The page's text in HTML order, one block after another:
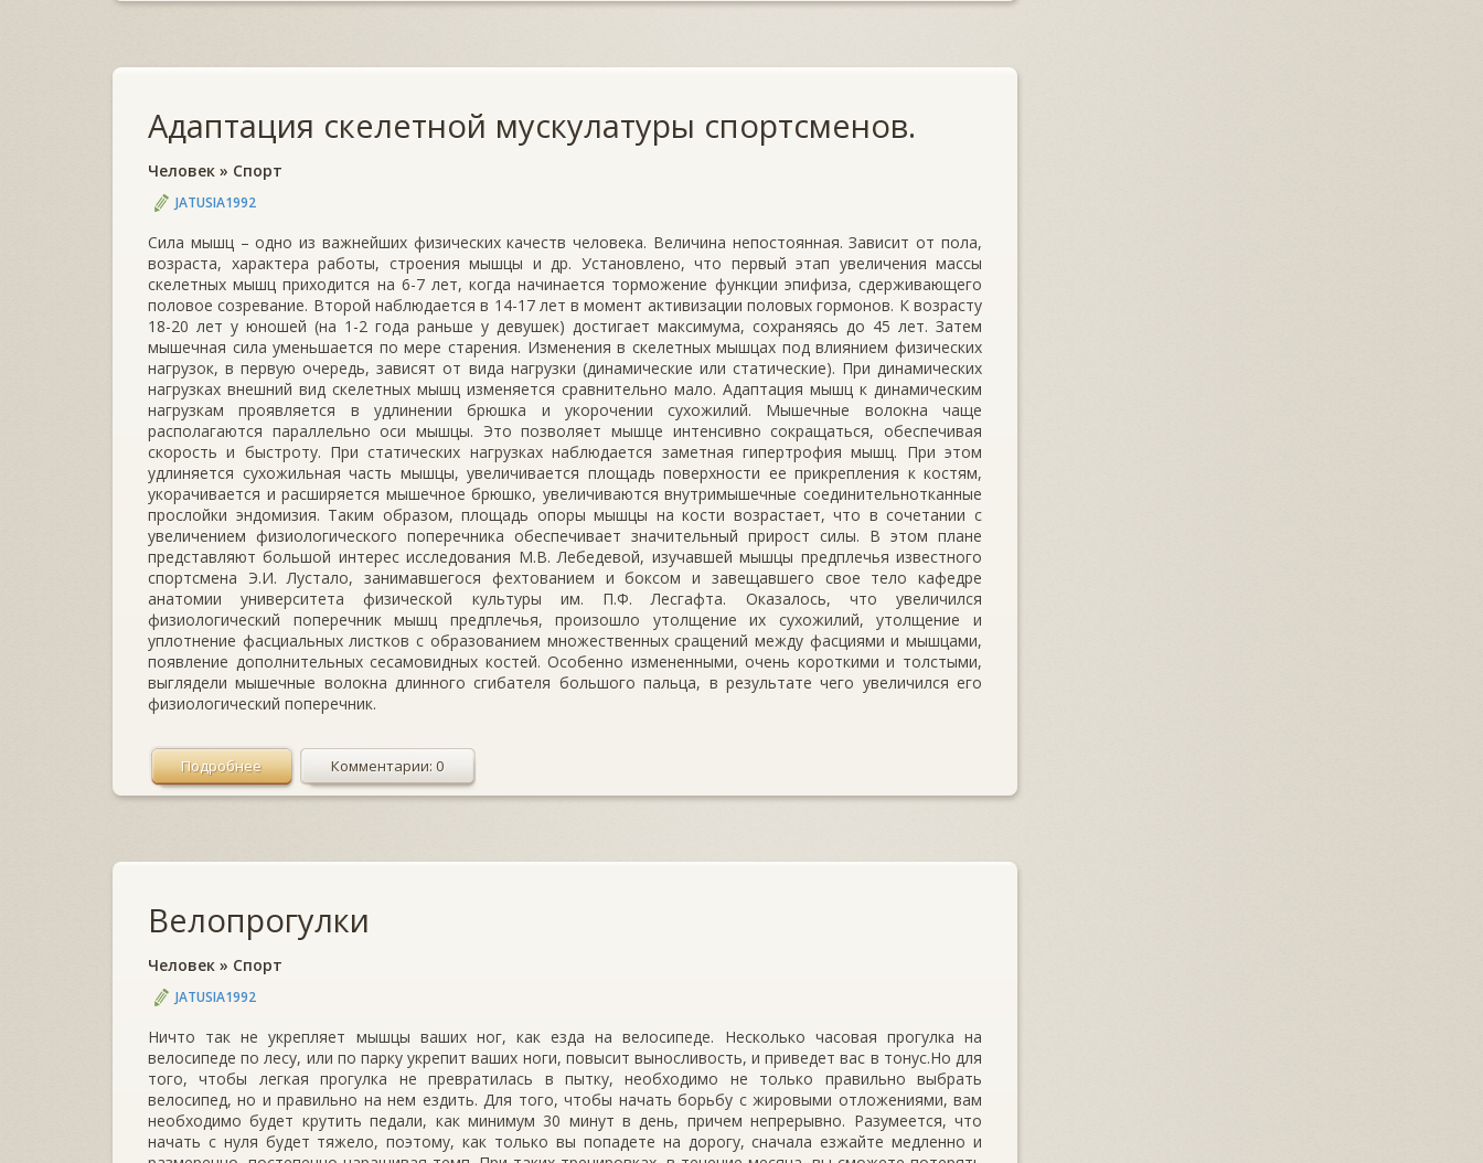
Адаптация скелетной мускулатуры спортсменов.
Человек » Спорт
JATUSIA1992
Сила мышц – одно из важнейших физических качеств человека. Величина непостоянная. Зависит от пола,
возраста, характера работы, строения мышцы и др. Установлено, что первый этап увеличения массы
скелетных мышц приходится на 6-7 лет, когда начинается торможение функции эпифиза, сдерживающего
половое созревание. Второй наблюдается в 14-17 лет в момент активизации половых гормонов. К возрасту
18-20 лет у юношей (на 1-2 года раньше у девушек) достигает максимума, сохраняясь до 45 лет. Затем
мышечная сила уменьшается по мере старения. Изменения в скелетных мышцах под влиянием физических
нагрузок, в первую очередь, зависят от вида нагрузки (динамические или статические). При динамических
нагрузках внешний вид скелетных мышц изменяется сравнительно мало. Адаптация мышц к динамическим
нагрузкам проявляется в удлинении брюшка и укорочении сухожилий. Мышечные волокна чаще
располагаются параллельно оси мышцы. Это позволяет мышце интенсивно сокращаться, обеспечивая
скорость и быстроту. При статических нагрузках наблюдается заметная гипертрофия мышц. При этом
удлиняется сухожильная часть мышцы, увеличивается площадь поверхности ее прикрепления к костям,
укорачивается и расширяется мышечное брюшко, увеличиваются внутримышечные соединительнотканные
прослойки эндомизия. Таким образом, площадь опоры мышцы на кости возрастает, что в сочетании с
увеличением физиологического поперечника обеспечивает значительный прирост силы. В этом плане
представляют большой интерес исследования М.В. Лебедевой, изучавшей мышцы предплечья известного
спортсмена Э.И. Лустало, занимавшегося фехтованием и боксом и завещавшего свое тело кафедре
анатомии университета физической культуры им. П.Ф. Лесгафта. Оказалось, что увеличился
физиологический поперечник мышц предплечья, произошло утолщение их сухожилий, утолщение и
уплотнение фасциальных листков с образованием множественных сращений между фасциями и мышцами,
появление дополнительных сесамовидных костей. Особенно измененными, очень короткими и толстыми,
выглядели мышечные волокна длинного сгибателя большого пальца, в результате чего увеличился его
физиологический поперечник.
Подробнее Комментарии: 0
Велопрогулки
Человек » Спорт
JATUSIA1992
Ничто так не укрепляет мышцы ваших ног, как езда на велосипеде. Несколько часовая прогулка на
велосипеде по лесу, или по парку укрепит ваших ноги, повысит выносливость, и приведет вас в тонус.Но для
того, чтобы легкая прогулка не превратилась в пытку, необходимо не только правильно выбрать
велосипед, но и правильно на нем ездить. Для того, чтобы начать борьбу с жировыми отложениями, вам
необходимо будет крутить педали, как минимум 30 минут в день, причем непрерывно. Разумеется, что
начать с нуля будет тяжело, поэтому, как только вы попадете на дорогу, сначала езжайте медленно и